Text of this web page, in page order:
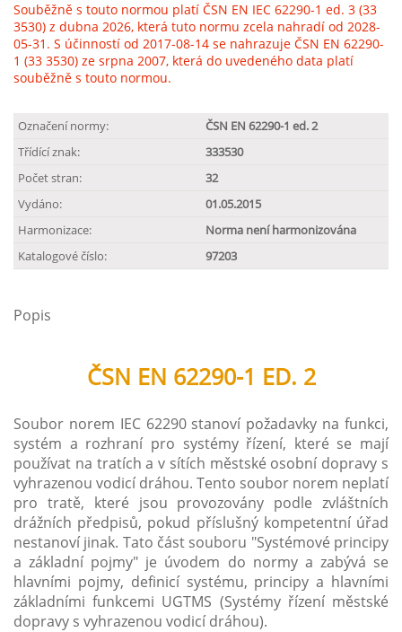
Souběžně s touto normou platí ČSN EN IEC 62290-1 ed. 3 (33
3530) z dubna 2026, která tuto normu zcela nahradí od 2028-
05-31. S účinností od 2017-08-14 se nahrazuje ČSN EN 62290-
1 (33 3530) ze srpna 2007, která do uvedeného data platí
souběžně s touto normou.
Označení normy:
ČSN EN 62290-1 ed. 2
Třídící znak:
333530
Počet stran:
32
Vydáno:
01.05.2015
Harmonizace:
Norma není harmonizována
Katalogové číslo:
97203
Popis
ČSN EN 62290-1 ED. 2
Soubor norem IEC 62290 stanoví požadavky na funkci,
systém a rozhraní pro systémy řízení, které se mají
používat na tratích a v sítích městské osobní dopravy s
vyhrazenou vodicí dráhou. Tento soubor norem neplatí
pro tratě, které jsou provozovány podle zvláštních
drážních předpisů, pokud příslušný kompetentní úřad
nestanoví jinak. Tato část souboru "Systémové principy
a základní pojmy" je úvodem do normy a zabývá se
hlavními pojmy, definicí systému, principy a hlavními
základními funkcemi UGTMS (Systémy řízení městské
dopravy s vyhrazenou vodicí dráhou).